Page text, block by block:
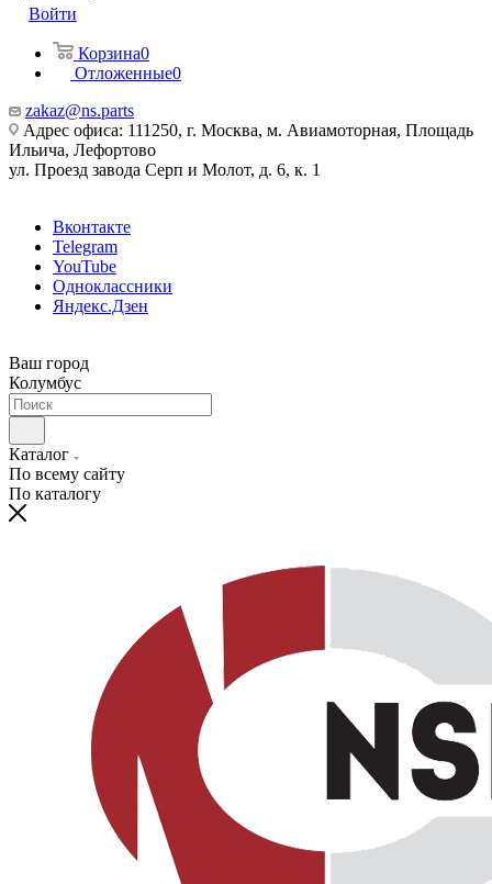
Войти
Корзина0
Отложенные0
zakaz@ns.parts
Адрес офиса: 111250, г. Москва, м. Авиамоторная, Площадь
Ильича, Лефортово
ул. Проезд завода Серп и Молот, д. 6, к. 1
Вконтакте
Telegram
YouTube
Одноклассники
Яндекс.Дзен
Ваш город
Колумбус
Каталог
По всему сайту
По каталогу